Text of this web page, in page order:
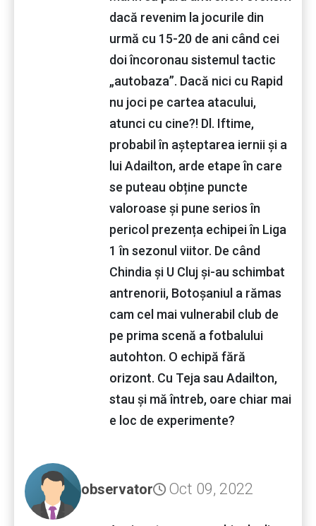
dacă revenim la jocurile din
urmă cu 15-20 de ani când cei
doi încoronau sistemul tactic
„autobaza”. Dacă nici cu Rapid
nu joci pe cartea atacului,
atunci cu cine?! Dl. Iftime,
probabil în așteptarea iernii și a
lui Adailton, arde etape în care
se puteau obține puncte
valoroase și pune serios în
pericol prezența echipei în Liga
1 în sezonul viitor. De când
Chindia și U Cluj și-au schimbat
antrenorii, Botoșaniul a rămas
cam cel mai vulnerabil club de
pe prima scenă a fotbalului
autohton. O echipă fără
orizont. Cu Teja sau Adailton,
stau și mă întreb, oare chiar mai
e loc de experimente?
observator Oct 09, 2022